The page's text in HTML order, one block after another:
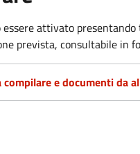
essere attivato
prevista, consultabile in
e documenti da